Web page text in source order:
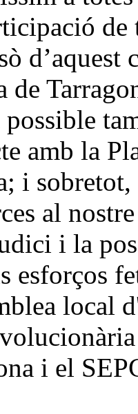
d’aquest
de
possible
amb la
i
al
i la
esforços
local
i el